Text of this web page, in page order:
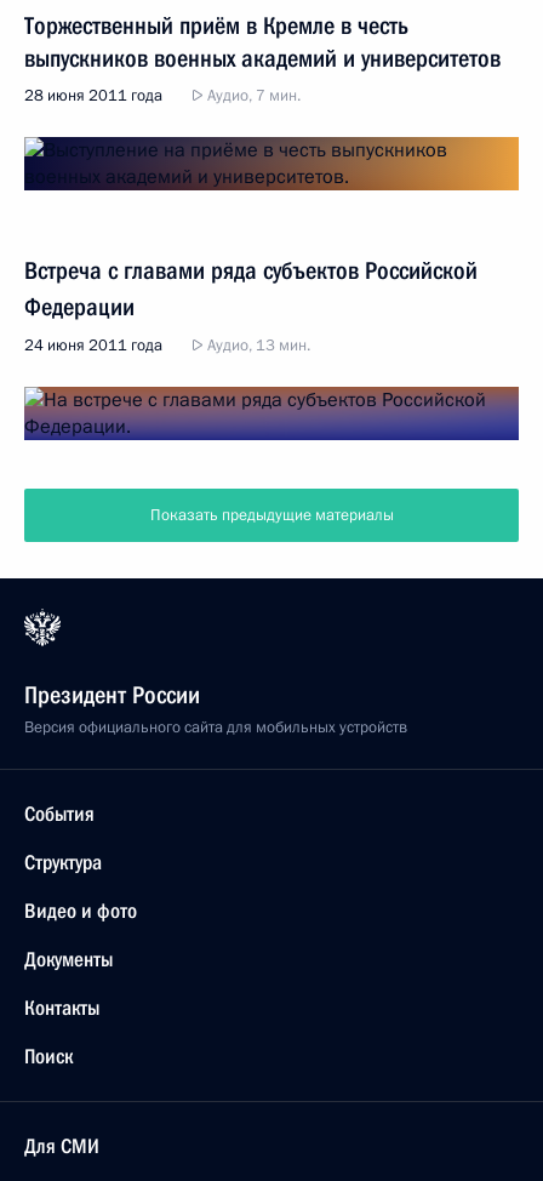
Торжественный приём в Кремле в честь
выпускников военных академий и университетов
28 июня 2011 года Аудио, 7 мин.
Встреча с главами ряда субъектов Российской
Федерации
24 июня 2011 года Аудио, 13 мин.
Показать предыдущие материалы
Президент России
Версия официального сайта для мобильных устройств
События
Структура
Видео и фото
Документы
Контакты
Поиск
Для СМИ